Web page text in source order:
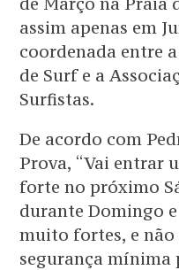
assim apenas em
coordenada entre
de Surf e a
Surfistas.
De acordo com
Prova, “Vai entrar
forte no próximo
durante Domingo
muito fortes, e
segurança mínima